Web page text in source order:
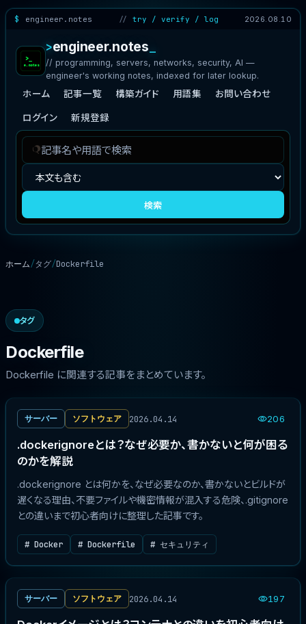
engineer.notes try / verify / log 2026.08.10
engineer.notes
// programming, servers, networks, security, AI —
engineer's working notes, indexed for later lookup.
ホーム 記事一覧 構築ガイド 用語集 お問い合わせ
ログイン 新規登録
事
検
索
索
象
検索
ホーム タグ Dockerfile
タグ
Dockerfile
Dockerfile に関連する記事をまとめています。
サーバー ソフトウェア 2026.04.14 206
.dockerignoreとは？なぜ必要か、書かないと何が困る
のかを解説
.dockerignore とは何かを、なぜ必要なのか、書かないとビルドが
遅くなる理由、不要ファイルや機密情報が混入する危険、.gitignore
との違いまで初心者向けに整理した記事です。
# Docker # Dockerfile # セキュリティ
サーバー ソフトウェア 2026.04.14 197